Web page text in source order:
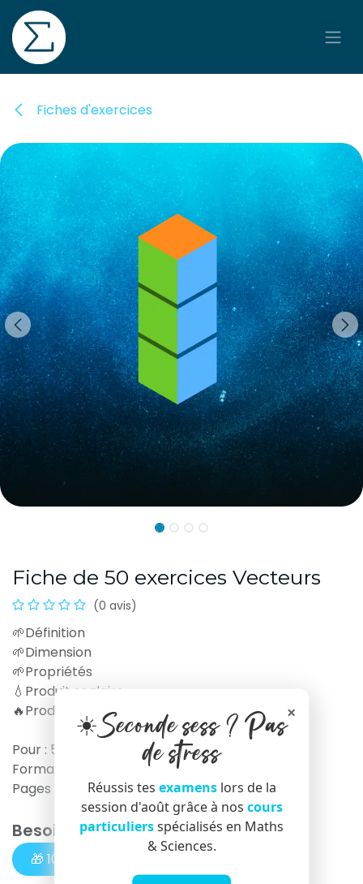
Se rendre au contenu
Fiches d'exercices
Fiche de 50 exercices Vecteurs
(0 avis)
🌱Définition
🌱Dimension
🌱Propriétés
💧Produit scalaire
🔥Produit vectoriel
Pour : 5-6e Secondaires & 1e Bachelier 🎓
Format : PDF
Pages : 21 (Théorie & Exercices)
Besoin d'un échantillon ?
🎁 10 Exercices gratuits
×
☀️Seconde sess ? Pas
de stress
Réussis tes examenslors de la
session d'août grâce à nos cours
particuliersspécialisés en Maths
& Sciences.